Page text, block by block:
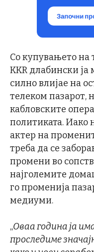
Со купувањето на
KKR длабински ја
силно влијае на
телеком пазарот,
кабловските
политиката. Иако
актер на
треба да се
промени во
најголемите
го променија
медиуми.
„Оваа година ја
проследиме